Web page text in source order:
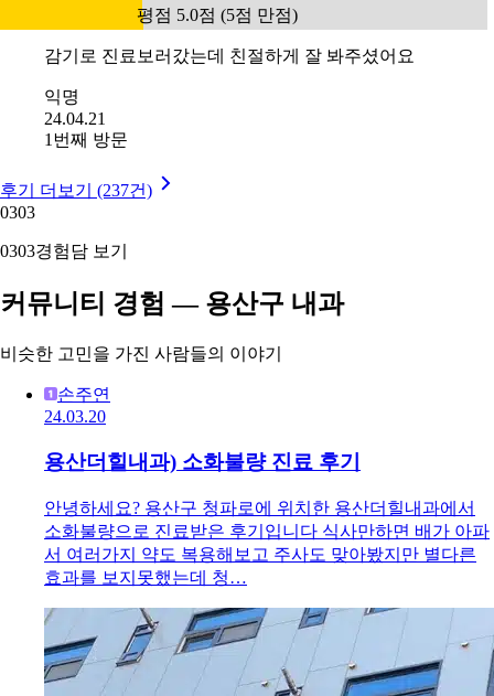
평점 5.0점 (5점 만점)
감기로 진료보러갔는데 친절하게 잘 봐주셨어요
익명
24.04.21
1번째 방문
후기 더보기 (237건)
0303
0303경험담 보기
커뮤니티 경험 — 용산구 내과
비슷한 고민을 가진 사람들의 이야기
손주연
24.03.20
용산더힐내과) 소화불량 진료 후기
안녕하세요? 용산구 청파로에 위치한 용산더힐내과에서
소화불량으로 진료받은 후기입니다 식사만하면 배가 아파
서 여러가지 약도 복용해보고 주사도 맞아봤지만 별다른
효과를 보지못했는데 청…